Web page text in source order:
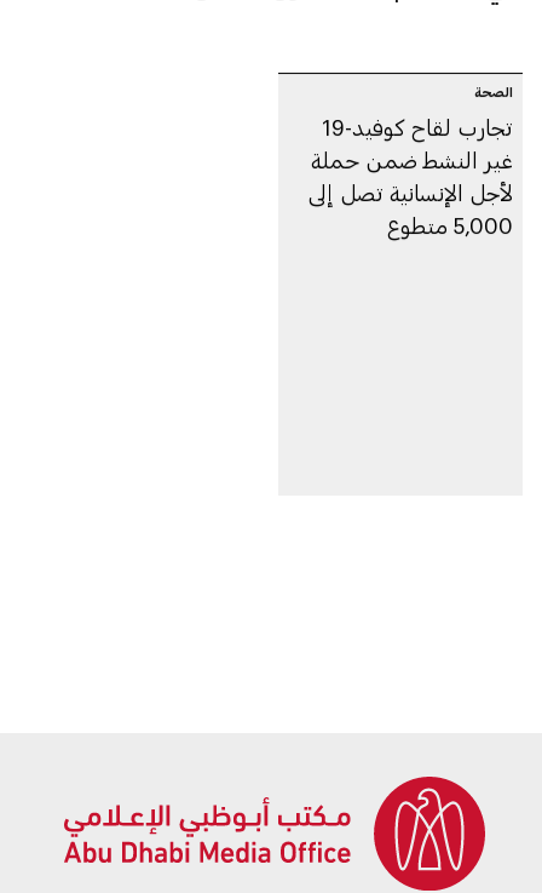
الصحة
تجارب لقاح كوفيد-19
غير النشط ضمن حملة
لأجل الإنسانية تصل إلى
5,000 متطوع